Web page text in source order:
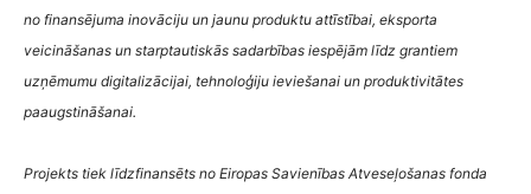
no finansējuma inovāciju un jaunu produktu attīstībai, eksporta
veicināšanas un starptautiskās sadarbības iespējām līdz grantiem
uzņēmumu digitalizācijai, tehnoloģiju ieviešanai un produktivitātes
paaugstināšanai.
Projekts tiek līdzfinansēts no Eiropas Savienības Atveseļošanas fonda